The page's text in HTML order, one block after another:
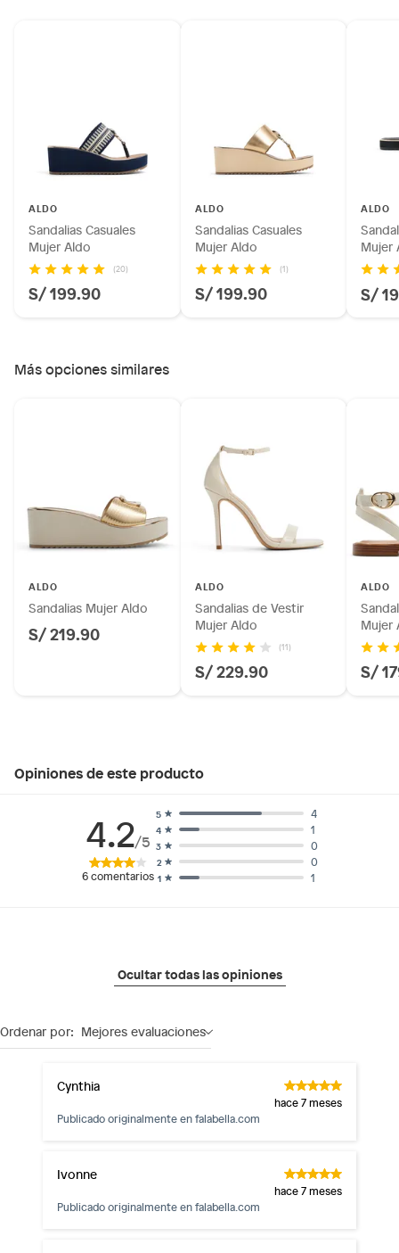
Productos que hayan sido previamente instalados.
Baterías de auto.
Motocicletas y bicicletas motorizadas.
ALDO
Sandalias Casuales
Mujer Aldo
(20)
S/ 199.90
ALDO
Sandalias Casuales
Mujer Aldo
(1)
S/ 199.90
ALDO
Mujer
S/
Más opciones similares
ALDO
Sandalias Mujer Aldo
S/ 219.90
ALDO
Sandalias de Vestir
Mujer Aldo
(11)
S/ 229.90
ALDO
Mujer
S/
Opiniones de este producto
4.2/5
6 comentarios 1 1
2 0
3 0
4 1
5 4
Ocultar todas las opiniones
Ordenar por: Mejores evaluaciones
Cynthia
hace 7 meses
Publicado originalmente enfalabella.com
Ivonne
hace 7 meses
Publicado originalmente enfalabella.com